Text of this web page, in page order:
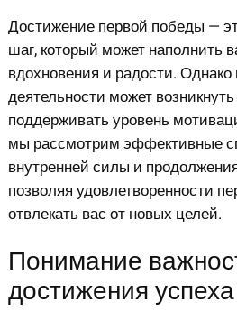
Достижение первой победы —
шаг, который может наполнить
вдохновения и радости.
деятельности может
поддерживать уровень
мы рассмотрим эффективные
внутренней силы и
позволяя удовлетворенности
отвлекать вас от новых целей.
Понимание
достижения успеха